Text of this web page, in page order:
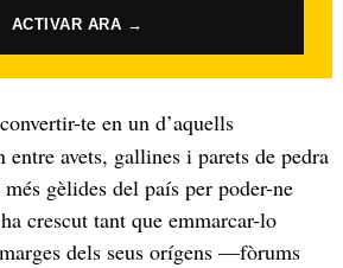
ACTIVAR ARA →
te en un d’aquells
entre avets, gallines i parets de pedra
més gèlides del país per poder-ne
crescut tant que emmarcar-lo
dels seus orígens —fòrums